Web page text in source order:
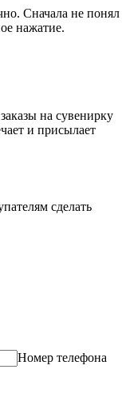
Сначала не понял
нажатие.
на сувенирку
и присылает
сделать
Номер телефона